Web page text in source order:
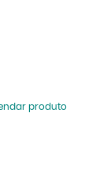
produto